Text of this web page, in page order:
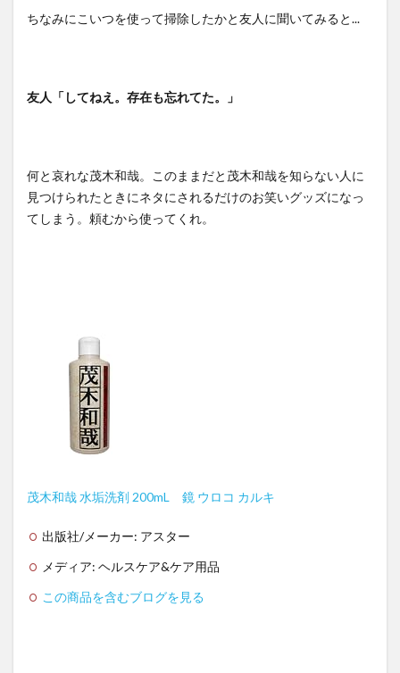
ちなみにこいつを使って掃除したかと友人に聞いてみると...
友人「してねえ。存在も忘れてた。」
何と哀れな茂木和哉。このままだと茂木和哉を知らない人に
見つけられたときにネタにされるだけのお笑いグッズになっ
てしまう。頼むから使ってくれ。
茂木和哉 水垢洗剤 200mL 鏡 ウロコ カルキ
出版社/メーカー: アスター
メディア: ヘルスケア&ケア用品
この商品を含むブログを見る